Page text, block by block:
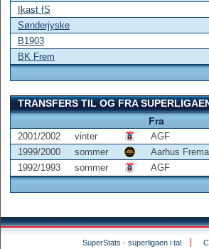
Ikast fS
Sønderjyske
B1903
BK Frem
TRANSFERS TIL OG FRA
Fra
2001/2002 vinter
AGF
1999/2000
sommer Aarhus
1992/1993
sommer AGF
SuperStats - superligaen i tal